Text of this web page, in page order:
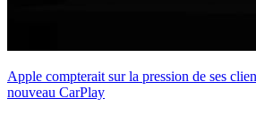
Apple compterait sur la pression de ses
nouveau CarPlay